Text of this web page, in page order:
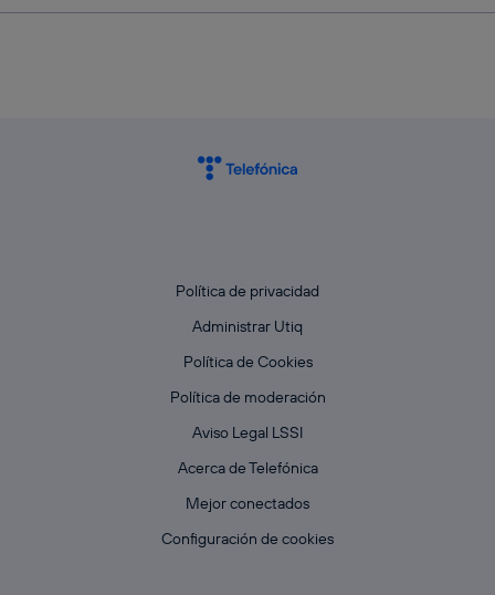
Política de privacidad
Administrar Utiq
Política de Cookies
Política de moderación
Aviso Legal LSSI
Acerca de Telefónica
Mejor conectados
Configuración de cookies